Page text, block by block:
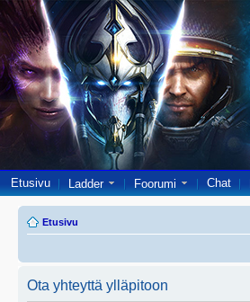
Etusivu Ladder Foorumi Chat
Etusivu
Ota yhteyttä ylläpitoon